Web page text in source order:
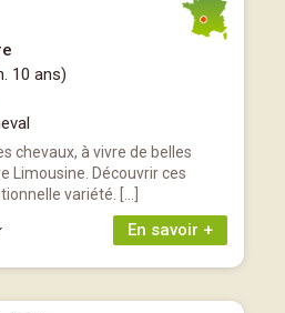
10 ans)
chevaux, à vivre de belles
Limousine. Découvrir ces
variété. […]
En savoir +